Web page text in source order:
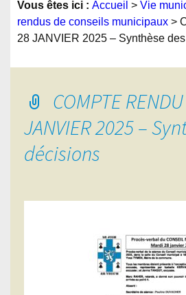
Vous êtes ici : Accueil > Vie
rendus de conseils municipaux >
28 JANVIER 2025 – Synthèse
COMPTE
JANVIER 2025 –
décisions